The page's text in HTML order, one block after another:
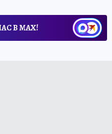
В МАХ!